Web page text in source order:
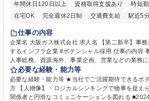
年間休日120日以上
資格取得支援あり 時短
在宅OK
完全週休2日制 交通費支給 駅近5
服装自由
第二新卒歓迎
仕事の内容
企業名 大阪ガス株式会社 求人名 【第二新卒】事務系総合職 #関西を代表
するインフラ企業 #ポテンシャル採用 仕事の内容 事務系総合職として、
人事総務、資源海外、事業企画、営業などの業務
す。 【業務内容の一例】■所属事業部の勤労業務 ■
務 ■営業部門の企画スタッフ、ルート営業 【キャリアパス】入社後の配属
ポジションで一定期間ご活躍頂いた後、本人の適
鑑みてジョブローテーションを行います。 【育成
必要な経験・能力等
必要な経験・能力等 ★当社でご活躍期待できるポ
方 【人物像】・ロジカルシンキングで物事を捉え
関係者と円滑なコミュニケーションを図れる ■2024年度から2026年度ま